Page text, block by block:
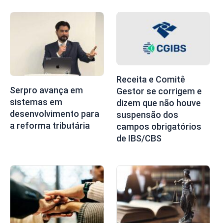
Serpro avança em
sistemas em
desenvolvimento para
a reforma tributária
Receita e Comitê
Gestor se corrigem e
dizem que não houve
suspensão dos
campos obrigatórios
de IBS/CBS